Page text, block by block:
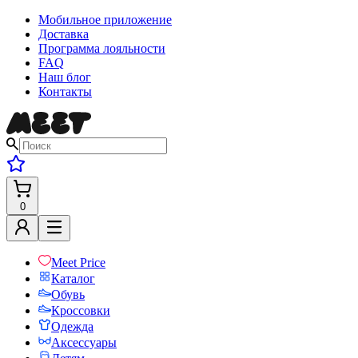
Мобильное приложение
Доставка
Программа лояльности
FAQ
Наш блог
Контакты
0
Meet Price
Каталог
Обувь
Кроссовки
Одежда
Аксессуары